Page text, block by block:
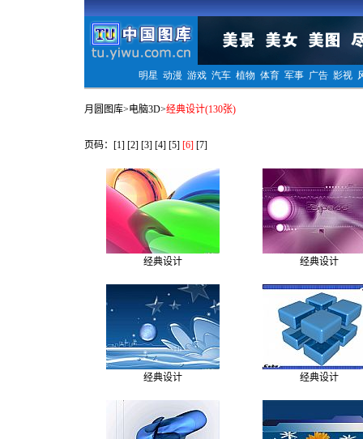
月圆图库>电脑3D>经典设计(130张)
页码： [1] [2] [3] [4] [5] [6] [7]
经典设计 经典设计
经典设计 经典设计